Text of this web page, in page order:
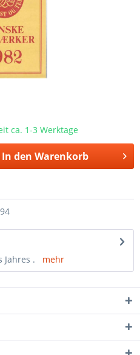
ca. 1-3 Werktage
In den Warenkorb
Jahres . mehr